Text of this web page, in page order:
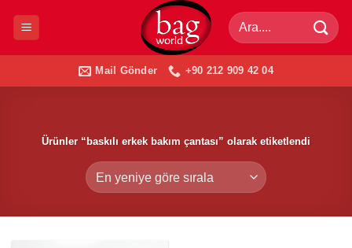
Ara:
Mail Gönder +90 212 909 42 04
Ürünler “baskılı erkek bakım çantası” olarak etiketlendi